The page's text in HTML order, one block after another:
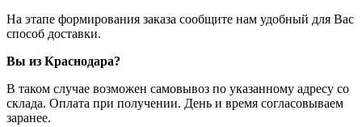
На этапе формирования заказа сообщите нам удобный для Вас
способ доставки.
Вы из Краснодара?
В таком случае возможен самовывоз по указанному адресу со
склада. Оплата при получении. День и время согласовываем
заранее.